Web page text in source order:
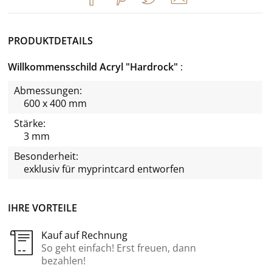
IHRE VORTEILE
Kauf auf Rechnung
So geht einfach! Erst freuen, dann
bezahlen!
PRODUKTDETAILS
Willkommensschild Acryl "Hardrock"
Abmessungen:
600 x 400 mm
Stärke:
3 mm
Besonderheit:
exklusiv für myprintcard entworfen